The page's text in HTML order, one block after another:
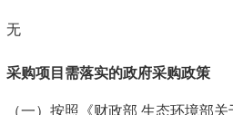
无
采购项目需落实的政府采购政策
（一）按照《财政部 生态环境部